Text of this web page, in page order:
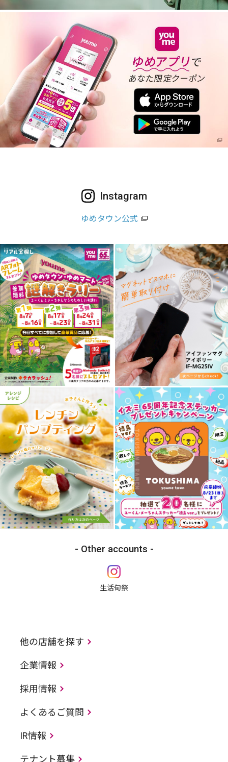
Instagram
ゆめタウン公式
Other accounts
生活旬祭
他の店舗を探す
企業情報
採用情報
よくあるご質問
IR情報
テナント募集